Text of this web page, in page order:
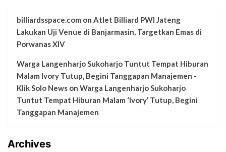
billiardsspace.com on Atlet Billiard PWI Jateng
Lakukan Uji Venue di Banjarmasin, Targetkan Emas di
Porwanas XIV
Warga Langenharjo Sukoharjo Tuntut Tempat Hiburan
Malam Ivory Tutup, Begini Tanggapan Manajemen -
Klik Solo News on Warga Langenharjo Sukoharjo
Tuntut Tempat Hiburan Malam ‘Ivory’ Tutup, Begini
Tanggapan Manajemen
Archives